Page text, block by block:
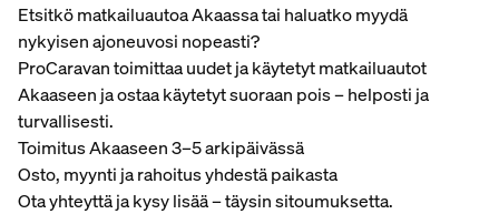
Etsitkö matkailuautoa Akaassa tai haluatko myydä
nykyisen ajoneuvosi nopeasti?
ProCaravan toimittaa uudet ja käytetyt matkailuautot
Akaaseen ja ostaa käytetyt suoraan pois – helposti ja
turvallisesti.
Toimitus Akaaseen 3–5 arkipäivässä
Osto, myynti ja rahoitus yhdestä paikasta
Ota yhteyttä ja kysy lisää – täysin sitoumuksetta.